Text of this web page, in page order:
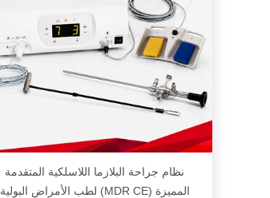
نظام جراحة البلازما اللاسلكية المتقدمة
المميزة (MDR CE) لطب الأمراض البولية